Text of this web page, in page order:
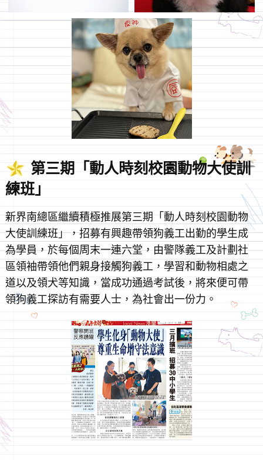
第三期「動人時刻校園動物大使訓
練班」
新界南總區繼續積極推展第三期「動人時刻校園動物
大使訓練班」，招募有興趣帶領狗義工出勤的學生成
為學員，於每個周末一連六堂，由警隊義工及計劃社
區領袖帶領他們親身接觸狗義工，學習和動物相處之
道以及領犬等知識，當成功通過考試後，將來便可帶
領狗義工探訪有需要人士，為社會出一份力。